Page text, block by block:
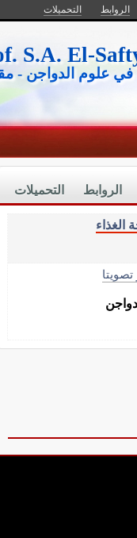
الروابط التحميلات
التحميلات الروابط
الغذاء
تصويتا